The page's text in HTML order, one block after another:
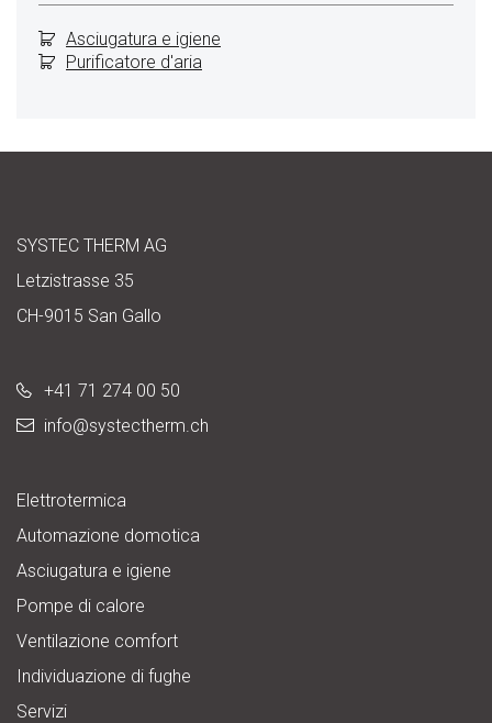
Asciugatura e igiene
Purificatore d'aria
SYSTEC THERM AG
Letzistrasse 35
CH-9015 San Gallo
+41 71 274 00 50
info@systectherm.ch
Elettrotermica
Automazione domotica
Asciugatura e igiene
Pompe di calore
Ventilazione comfort
Individuazione di fughe
Servizi